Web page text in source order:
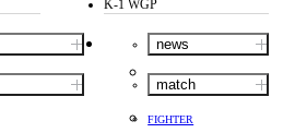
K-1 WGP
news
match
FIGHTER